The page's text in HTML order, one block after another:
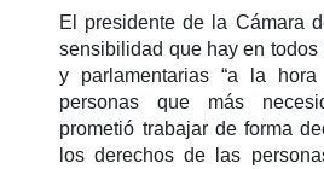
El presidente de la Cámara
sensibilidad que hay en todos
y parlamentarias “a la
personas que más
prometió trabajar de forma
los derechos de las